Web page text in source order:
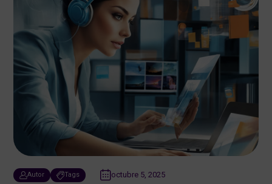
Autor Tags octubre 5, 2025